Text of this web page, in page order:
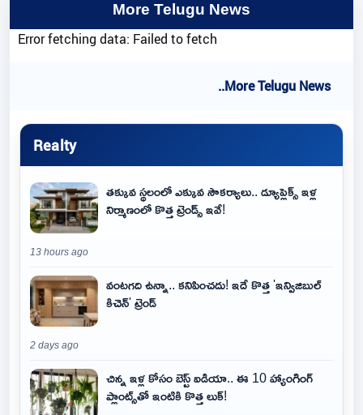
More Telugu News
Error fetching data: Failed to fetch
..More Telugu News
Realty
తక్కువ స్థలంలో ఎక్కువ సౌకర్యాలు.. డ్యూప్లెక్స్ ఇళ్ల
నిర్మాణంలో కొత్త ట్రెండ్స్ ఇవే!
13 hours ago
వంటగది ఉన్నా.. కనిపించదు! ఇదే కొత్త 'ఇన్విజిబుల్
కిచెన్' ట్రెండ్
2 days ago
చిన్న ఇళ్ల కోసం బెస్ట్ ఐడియా.. ఈ 10 హ్యాంగింగ్
ప్లాంట్స్‌తో ఇంటికి కొత్త లుక్!